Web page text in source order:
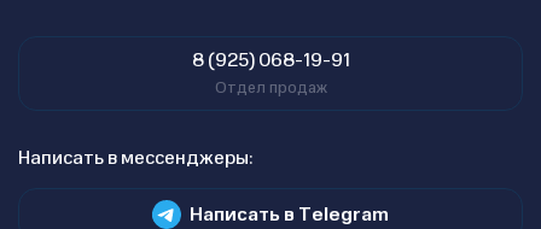
8 (925) 068-19-91
Отдел продаж
Написать в мессенджеры:
Написать в Telegram